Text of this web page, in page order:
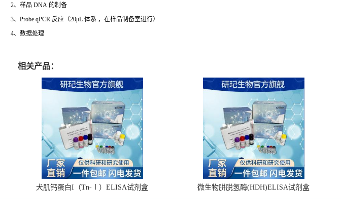
2、样品 DNA 的制备
3、Probe qPCR 反应（20μL 体系 ，在样品制备室进行）
4、数据处理
相关产品：
犬肌钙蛋白I（Tn-Ⅰ）ELISA试剂盒 微生物肼脱氢酶(HDH)ELISA试剂盒